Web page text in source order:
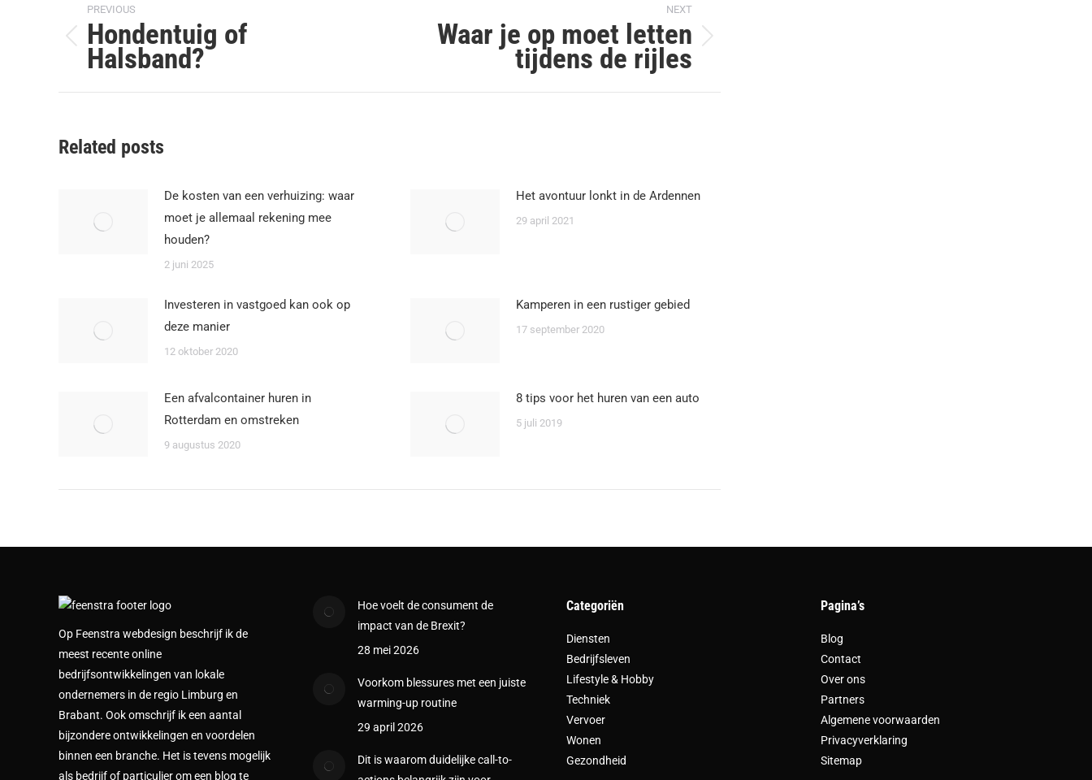
navigation
PREVIOUS
Previous
post:
Hondentuig of
Halsband?
NEXT
Waar je op moet letten
tijdens de rijles
Related posts
De kosten van een verhuizing: waar
moet je allemaal rekening mee
houden?
2 juni 2025
Het avontuur lonkt in de Ardennen
29 april 2021
Investeren in vastgoed kan ook op
deze manier
12 oktober 2020
Kamperen in een rustiger gebied
17 september 2020
Een afvalcontainer huren in
Rotterdam en omstreken
9 augustus 2020
8 tips voor het huren van een auto
5 juli 2019
Op Feenstra webdesign beschrijf ik de
meest recente online
bedrijfsontwikkelingen van lokale
ondernemers in de regio Limburg en
Brabant. Ook omschrijf ik een aantal
bijzondere ontwikkelingen en voordelen
binnen een branche. Het is tevens mogelijk
als bedrijf of particulier om een blog te
Hoe voelt de consument de
impact van de Brexit?
28 mei 2026
Voorkom blessures met een juiste
warming-up routine
29 april 2026
Dit is waarom duidelijke call-to-
Categoriën
Diensten
Bedrijfsleven
Lifestyle & Hobby
Techniek
Vervoer
Wonen
Gezondheid
Pagina’s
Blog
Contact
Over ons
Partners
Algemene voorwaarden
Privacyverklaring
Sitemap